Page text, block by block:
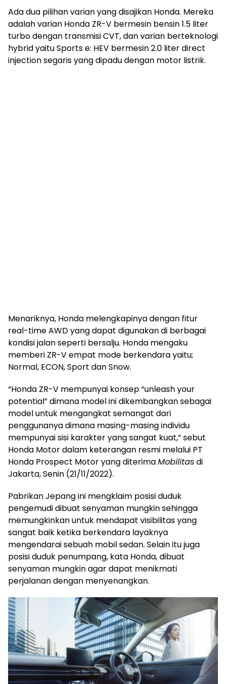
Ada dua pilihan varian yang disajikan Honda. Mereka
adalah varian Honda ZR-V bermesin bensin 1.5 liter
turbo dengan transmisi CVT, dan varian berteknologi
hybrid yaitu Sports e: HEV bermesin 2.0 liter direct
injection segaris yang dipadu dengan motor listrik.
Menariknya, Honda melengkapinya dengan fitur
real-time AWD yang dapat digunakan di berbagai
kondisi jalan seperti bersalju. Honda mengaku
memberi ZR-V empat mode berkendara yaitu;
Normal, ECON, Sport dan Snow.
“Honda ZR-V mempunyai konsep “unleash your
potential” dimana model ini dikembangkan sebagai
model untuk mengangkat semangat dari
penggunanya dimana masing-masing individu
mempunyai sisi karakter yang sangat kuat,” sebut
Honda Motor dalam keterangan resmi melalui PT
Honda Prospect Motor yang diterimaMobilitasdi
Jakarta, Senin (21/11/2022).
Pabrikan Jepang ini mengklaim posisi duduk
pengemudi dibuat senyaman mungkin sehingga
memungkinkan untuk mendapat visibilitas yang
sangat baik ketika berkendara layaknya
mengendarai sebuah mobil sedan. Selain itu juga
posisi duduk penumpang, kata Honda, dibuat
senyaman mungkin agar dapat menikmati
perjalanan dengan menyenangkan.